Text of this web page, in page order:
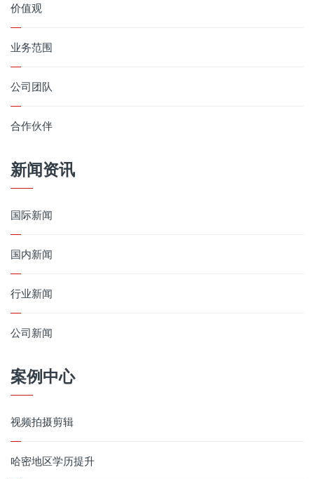
价值观
业务范围
公司团队
合作伙伴
新闻资讯
国际新闻
国内新闻
行业新闻
公司新闻
案例中心
视频拍摄剪辑
哈密地区学历提升